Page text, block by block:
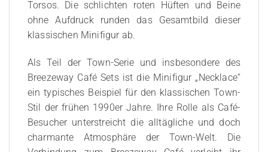
Torsos. Die schlichten roten Hüften und Beine
ohne Aufdruck runden das Gesamtbild dieser
klassischen Minifigur ab.
Als Teil der Town-Serie und insbesondere des
Breezeway Café Sets ist die Minifigur „Necklace“
ein typisches Beispiel für den klassischen Town-
Stil der frühen 1990er Jahre. Ihre Rolle als Café-
Besucher unterstreicht die alltägliche und doch
charmante Atmosphäre der Town-Welt. Die